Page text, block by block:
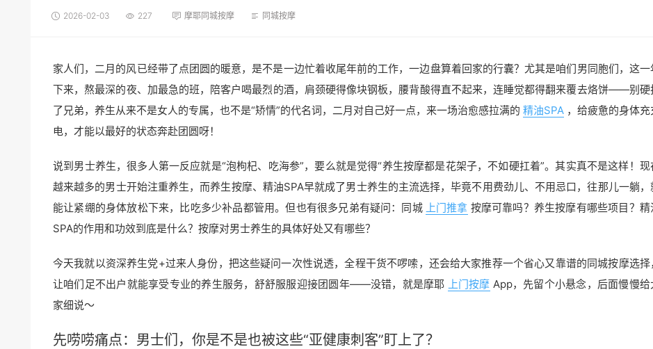
2026-02-03 227 摩耶同城按摩 同城按摩
家人们，二月的风已经带了点团圆的暖意，是不是一边忙着收尾年前的工作，一边盘算着回家的行囊？尤其是咱们男同胞们，这一
下来，熬最深的夜、加最急的班，陪客户喝最烈的酒，肩颈硬得像块钢板，腰背酸得直不起来，连睡觉都得翻来覆去烙饼——别硬
了兄弟，养生从来不是女人的专属，也不是“矫情”的代名词，二月对自己好一点，来一场治愈感拉满的 精油SPA ，给疲惫的身体充
电，才能以最好的状态奔赴团圆呀！
说到男士养生，很多人第一反应就是“泡枸杞、吃海参”，要么就是觉得“养生按摩都是花架子，不如硬扛着”。其实真不是这样！现
越来越多的男士开始注重养生，而养生按摩、精油SPA早就成了男士养生的主流选择，毕竟不用费劲儿、不用忌口，往那儿一躺，
能让紧绷的身体放松下来，比吃多少补品都管用。但也有很多兄弟有疑问：同城 上门推拿 按摩可靠吗？养生按摩有哪些项目？精
SPA的作用和功效到底是什么？按摩对男士养生的具体好处又有哪些？
今天我就以资深养生党+过来人身份，把这些疑问一次性说透，全程干货不啰嗦，还会给大家推荐一个省心又靠谱的同城按摩选择
让咱们足不出户就能享受专业的养生服务，舒舒服服迎接团圆年——没错，就是摩耶 上门按摩 App，先留个小悬念，后面慢慢给
家细说～
先唠唠痛点：男士们，你是不是也被这些“亚健康刺客”盯上了？